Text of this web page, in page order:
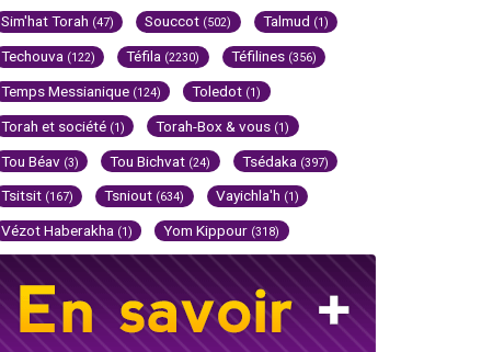
Sim'hat Torah (47) Souccot (502) Talmud (1)
Techouva (122) Téfila (2230) Téfilines (356)
Temps Messianique (124) Toledot (1)
Torah et société (1) Torah-Box & vous (1)
Tou Béav (3) Tou Bichvat (24) Tsédaka (397)
Tsitsit (167) Tsniout (634) Vayichla'h (1)
Vézot Haberakha (1) Yom Kippour (318)